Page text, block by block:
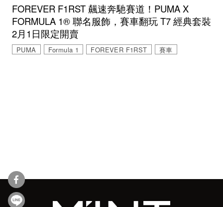
FOREVER F1RST 飆速奔馳賽道！PUMA X
FORMULA 1® 聯名服飾，賽車翻玩 T7 經典套裝
2月1日限定開賣
PUMA Formula 1 FOREVER F1RST 賽車